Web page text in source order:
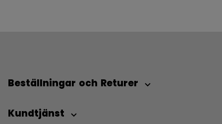
Beställningar och Returer
Kundtjänst